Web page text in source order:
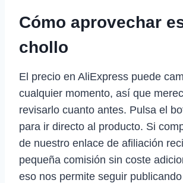
Cómo aprovechar
chollo
El precio en AliExpress puede
cualquier momento, así que
revisarlo cuanto antes. Pulsa el
para ir directo al producto. Si
de nuestro enlace de afiliación
pequeña comisión sin coste
eso nos permite seguir